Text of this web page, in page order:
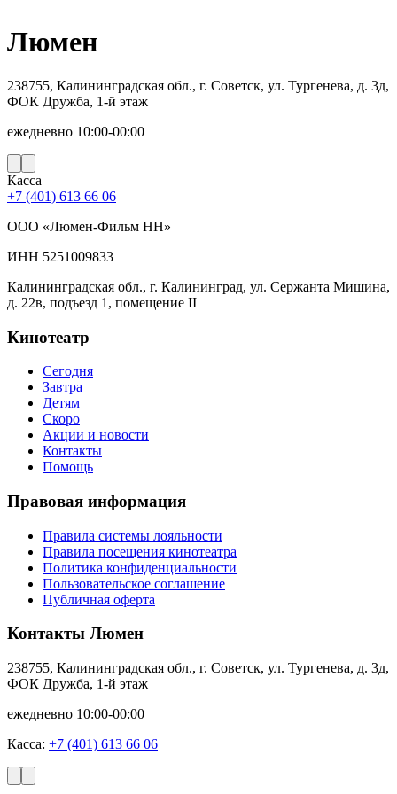
Люмен
238755, Калининградская обл., г. Советск, ул. Тургенева, д. 3д,
ФОК Дружба, 1-й этаж
ежедневно 10:00-00:00
Касса
+7 (401) 613 66 06
ООО «Люмен-Фильм НН»
ИНН 5251009833
Калининградская обл., г. Калининград, ул. Сержанта Мишина,
д. 22в, подъезд 1, помещение II
Кинотеатр
Сегодня
Завтра
Детям
Скоро
Акции и новости
Контакты
Помощь
Правовая информация
Правила системы лояльности
Правила посещения кинотеатра
Политика конфиденциальности
Пользовательское соглашение
Публичная оферта
Контакты Люмен
238755, Калининградская обл., г. Советск, ул. Тургенева, д. 3д,
ФОК Дружба, 1-й этаж
ежедневно 10:00-00:00
Касса: +7 (401) 613 66 06